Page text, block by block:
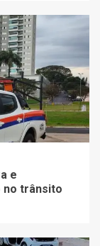
e
no trânsito